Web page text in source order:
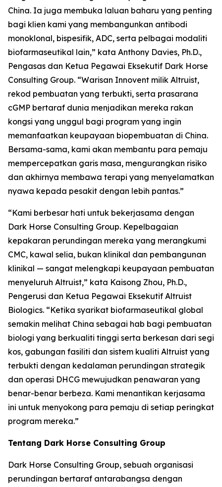
China. Ia juga membuka laluan baharu yang penting
bagi klien kami yang membangunkan antibodi
monoklonal, bispesifik, ADC, serta pelbagai modaliti
biofarmaseutikal lain,” kata Anthony Davies, Ph.D.,
Pengasas dan Ketua Pegawai Eksekutif Dark Horse
Consulting Group. “Warisan Innovent milik Altruist,
rekod pembuatan yang terbukti, serta prasarana
cGMP bertaraf dunia menjadikan mereka rakan
kongsi yang unggul bagi program yang ingin
memanfaatkan keupayaan biopembuatan di China.
Bersama-sama, kami akan membantu para pemaju
mempercepatkan garis masa, mengurangkan risiko
dan akhirnya membawa terapi yang menyelamatkan
nyawa kepada pesakit dengan lebih pantas.”
“Kami berbesar hati untuk bekerjasama dengan
Dark Horse Consulting Group. Kepelbagaian
kepakaran perundingan mereka yang merangkumi
CMC, kawal selia, bukan klinikal dan pembangunan
klinikal — sangat melengkapi keupayaan pembuatan
menyeluruh Altruist,” kata Kaisong Zhou, Ph.D.,
Pengerusi dan Ketua Pegawai Eksekutif Altruist
Biologics. “Ketika syarikat biofarmaseutikal global
semakin melihat China sebagai hab bagi pembuatan
biologi yang berkualiti tinggi serta berkesan dari segi
kos, gabungan fasiliti dan sistem kualiti Altruist yang
terbukti dengan kedalaman perundingan strategik
dan operasi DHCG mewujudkan penawaran yang
benar-benar berbeza. Kami menantikan kerjasama
ini untuk menyokong para pemaju di setiap peringkat
program mereka.”
Tentang Dark Horse Consulting Group
Dark Horse Consulting Group, sebuah organisasi
perundingan bertaraf antarabangsa dengan